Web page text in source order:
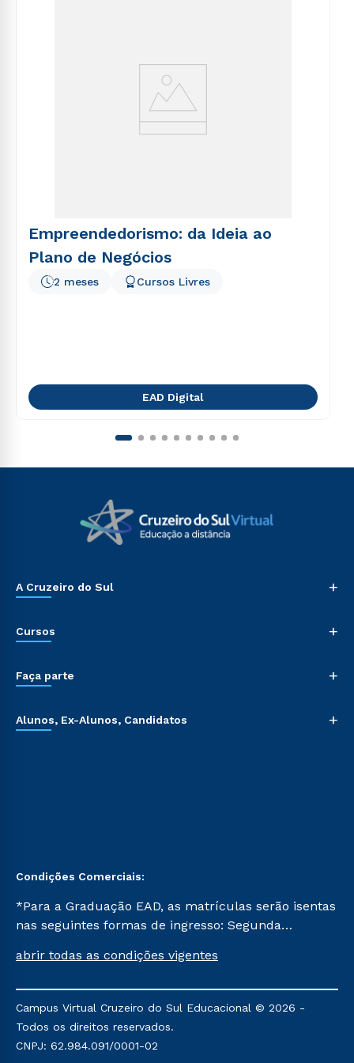
Empreendedorismo: da Ideia ao
Plano de Negócios
2 meses Cursos Livres
EAD Digital
A Cruzeiro do Sul +
Cursos +
Faça parte +
Alunos, Ex-Alunos, Candidatos +
Condições Comerciais:
*Para a Graduação EAD, as matrículas serão isentas
nas seguintes formas de ingresso: Segunda
Já para as demais, a taxa de matrícula será de R$
mencionadas são referentes aos cursos: Ensino
Religioso, Geografia para a Docência e Metodologia
do Ensino de História: Questões Atuais.
abrir todas as condições vigentes
Campus Virtual Cruzeiro do Sul Educacional © 2026 -
Todos os direitos reservados.
CNPJ: 62.984.091/0001-02